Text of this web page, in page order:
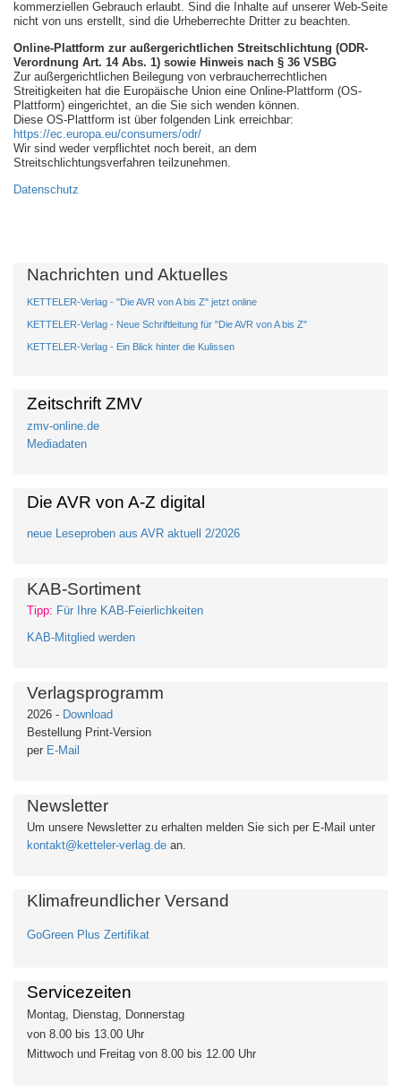
kommerziellen Gebrauch erlaubt. Sind die Inhalte auf unserer Web-Seite
nicht von uns erstellt, sind die Urheberrechte Dritter zu beachten.
Online-Plattform zur außergerichtlichen Streitschlichtung (ODR-
Verordnung Art. 14 Abs. 1) sowie Hinweis nach § 36 VSBG
Zur außergerichtlichen Beilegung von verbraucherrechtlichen
Streitigkeiten hat die Europäische Union eine Online-Plattform (OS-
Plattform) eingerichtet, an die Sie sich wenden können.
Diese OS-Plattform ist über folgenden Link erreichbar:
https://ec.europa.eu/consumers/odr/
Wir sind weder verpflichtet noch bereit, an dem
Streitschlichtungsverfahren teilzunehmen.
Datenschutz
Nachrichten und Aktuelles
KETTELER-Verlag - "Die AVR von A bis Z" jetzt online
KETTELER-Verlag - Neue Schriftleitung für "Die AVR von A bis Z"
KETTELER-Verlag - Ein Blick hinter die Kulissen
Zeitschrift ZMV
zmv-online.de
Mediadaten
Die AVR von A-Z digital
neue Leseproben aus AVR aktuell 2/2026
KAB-Sortiment
Tipp: Für Ihre KAB-Feierlichkeiten
KAB-Mitglied werden
Verlagsprogramm
2026 - Download
Bestellung Print-Version
per E-Mail
Newsletter
Um unsere Newsletter zu erhalten melden Sie sich per E-Mail unter
kontakt@ketteler-verlag.de an.
Klimafreundlicher Versand
GoGreen Plus Zertifikat
Servicezeiten
Montag, Dienstag, Donnerstag
von 8.00 bis 13.00 Uhr
Mittwoch und Freitag von 8.00 bis 12.00 Uhr